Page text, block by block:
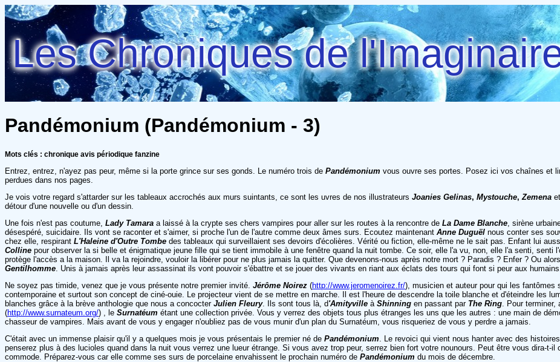
Les Chroniques de
Pandémonium (Pandémonium - 3)
Mots clés : chronique avis périodique fanzine
Entrez, entrez, n'ayez pas peur, même si la porte grince sur ses gonds. Le numéro trois de Pandémonium vous ouvre ses portes. Posez ici vos chaînes et
perdues dans nos pages.
Je vois votre regard s'attarder sur les tableaux accrochés aux murs suintants, ce sont les uvres de nos illustrateurs Joanies Gelinas, Mystouche, Zemena
détour d'une nouvelle ou d'un dessin.
Une fois n'est pas coutume, Lady Tamara a laissé à la crypte ses chers vampires pour aller sur les routes à la rencontre de La Dame Blanche , sirène
désespéré, suicidaire. Ils vont se raconter et s'aimer, si proche l'un de l'autre comme deux âmes surs. Ecoutez maintenant Anne Duguël nous conter ses
chez elle, respirant L'Haleine d'Outre Tombe des tableaux qui surveillaient ses devoirs d'écolières. Vérité ou fiction, elle-même ne le sait pas. Enfant lui
Colline pour observer la si belle et énigmatique jeune fille qui se tient immobile à une fenêtre quand la nuit tombe. Ce soir, elle l'a vu, non, elle l'a senti,
protège l'accès a la maison. Il va la rejoindre, vouloir la libérer pour ne plus jamais la quitter. Que devenons-nous après notre mort ? Paradis ? Enfer ? Ou
Gentilhomme . Unis à jamais après leur assassinat ils vont pouvoir s'ébattre et se jouer des vivants en riant aux éclats des tours qui font si peur aux humains.
Ne soyez pas timide, venez que je vous présente notre premier invité. Jérôme Noirez (http://www.jeromenoirez.fr/), musicien et auteur pour qui les
contemporaine et surtout son concept de ciné-ouie. Le projecteur vient de se mettre en marche. Il est l'heure de descendre la toile blanche et d'éteindre les
blanches grâce à la brève anthologie que nous a concocter Julien Fleury. Ils sont tous là, d'Amityville à Shinning en passant par The Ring . Pour
(http://www.surnateum.org/) , le Surnatéum étant une collection privée. Vous y verrez des objets tous plus étranges les uns que les autres : une main de
chasseur de vampires. Mais avant de vous y engager n'oubliez pas de vous munir d'un plan du Surnatéum, vous risqueriez de vous y perdre a jamais.
C'était avec un immense plaisir qu'il y a quelques mois je vous présentais le premier né de Pandémonium . Le revoici qui vient nous hanter avec des
penserez plus à des lucioles quand dans la nuit vous verrez une lueur étrange. Si vous avez trop peur, serrez bien fort votre nounours. Peut être vous dira-t-
commode. Préparez-vous car elle comme ses surs de porcelaine envahissent le prochain numéro de Pandémonium du mois de décembre.